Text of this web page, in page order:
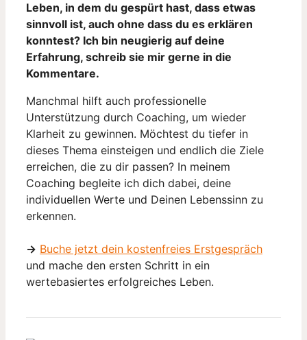
Leben, in dem du gespürt hast, dass etwas
sinnvoll ist, auch ohne dass du es erklären
konntest? Ich bin neugierig auf deine
Erfahrung, schreib sie mir gerne in die
Kommentare.
Manchmal hilft auch professionelle
Unterstützung durch Coaching, um wieder
Klarheit zu gewinnen. Möchtest du tiefer in
dieses Thema einsteigen und endlich die Ziele
erreichen, die zu dir passen? In meinem
Coaching begleite ich dich dabei, deine
individuellen Werte und Deinen Lebenssinn zu
erkennen.
→ Buche jetzt dein kostenfreies Erstgespräch
und mache den ersten Schritt in ein
wertebasiertes erfolgreiches Leben.